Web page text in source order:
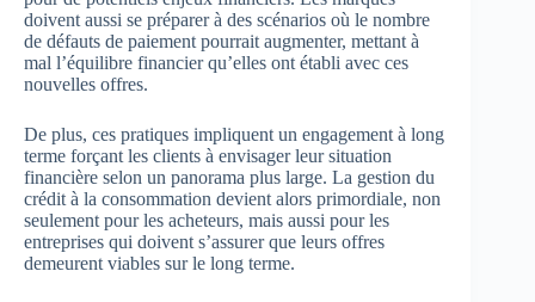
doivent aussi se préparer à des scénarios où le nombre
de défauts de paiement pourrait augmenter, mettant à
mal l’équilibre financier qu’elles ont établi avec ces
nouvelles offres.
De plus, ces pratiques impliquent un engagement à long
terme forçant les clients à envisager leur situation
financière selon un panorama plus large. La gestion du
crédit à la consommation devient alors primordiale, non
seulement pour les acheteurs, mais aussi pour les
entreprises qui doivent s’assurer que leurs offres
demeurent viables sur le long terme.